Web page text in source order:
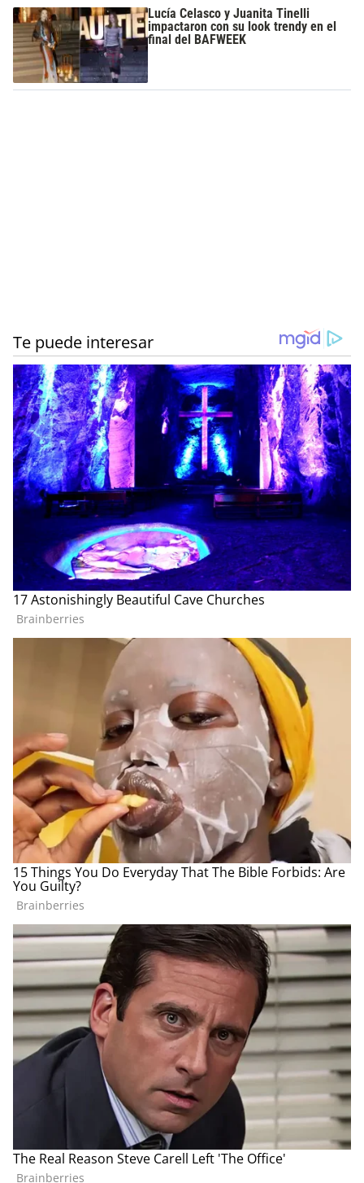
Lucía Celasco y Juanita Tinelli
impactaron con su look trendy en el
final del BAFWEEK